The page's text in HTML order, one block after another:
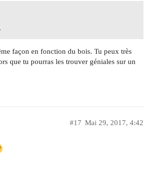
façon en fonction du bois. Tu peux très
que tu pourras les trouver géniales sur un
Mai 29, 2017, 4:42
#17